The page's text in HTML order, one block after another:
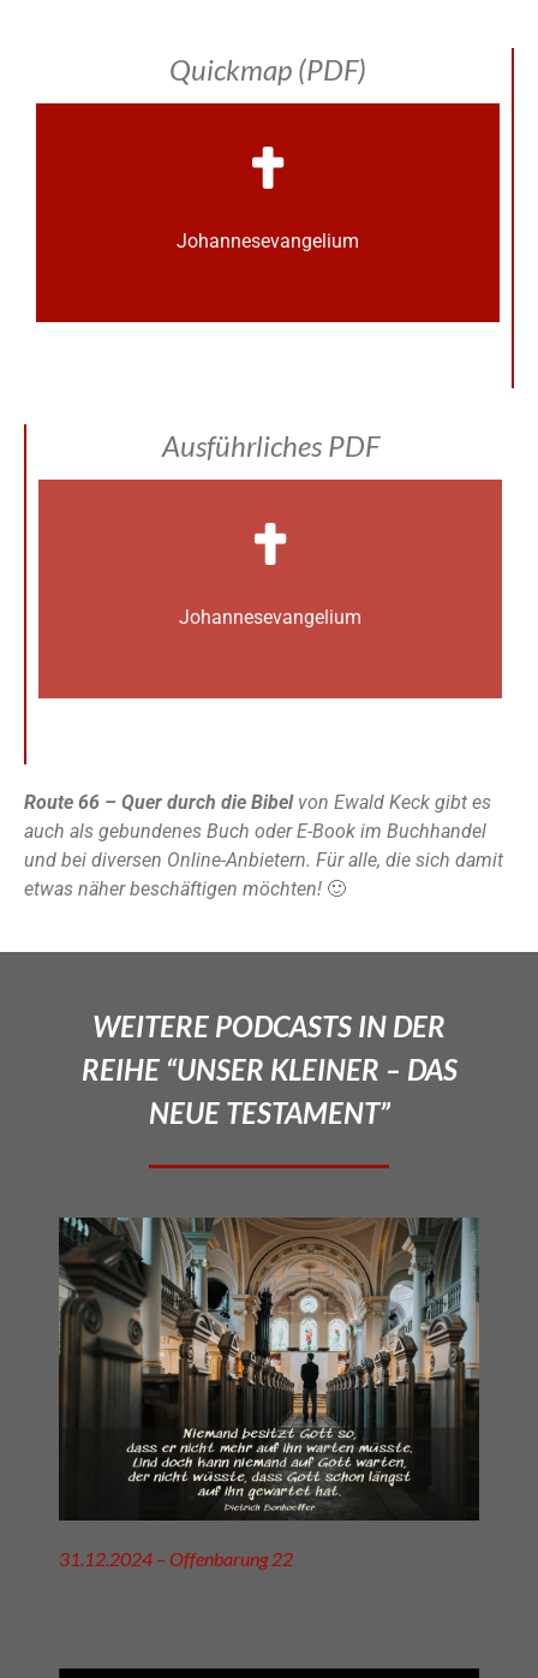
Quickmap (PDF)
Johannes­­evangelium
Ausführliches PDF
Johannes­­evangelium
Route 66 – Quer durch die Bibel von Ewald Keck gibt es
auch als gebundenes Buch oder E-Book im Buchhandel
und bei diversen Online-Anbietern. Für alle, die sich damit
etwas näher beschäftigen möchten! 🙂
WEITERE PODCASTS IN DER
REIHE “UNSER KLEINER – DAS
NEUE TESTAMENT”
31.12.2024 – Offenbarung 22